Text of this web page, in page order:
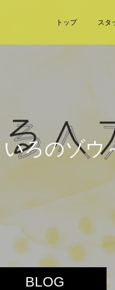
トップ スタ
BLOG
いろのゾウ